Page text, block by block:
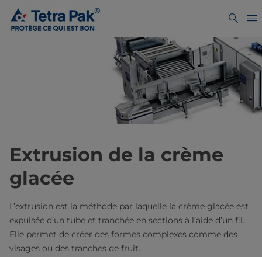
Extrusion de la crème
glacée
L’extrusion est la méthode par laquelle la crème glacée est
expulsée d’un tube et tranchée en sections à l’aide d’un fil.
Elle permet de créer des formes complexes comme des
visages ou des tranches de fruit.